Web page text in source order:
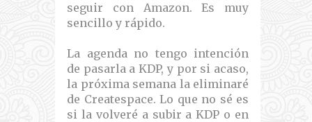
seguir con Amazon. Es muy
sencillo y rápido.
La agenda no tengo intención
de pasarla a KDP, y por si acaso,
la próxima semana la eliminaré
de Createspace. Lo que no sé es
si la volveré a subir a KDP o en